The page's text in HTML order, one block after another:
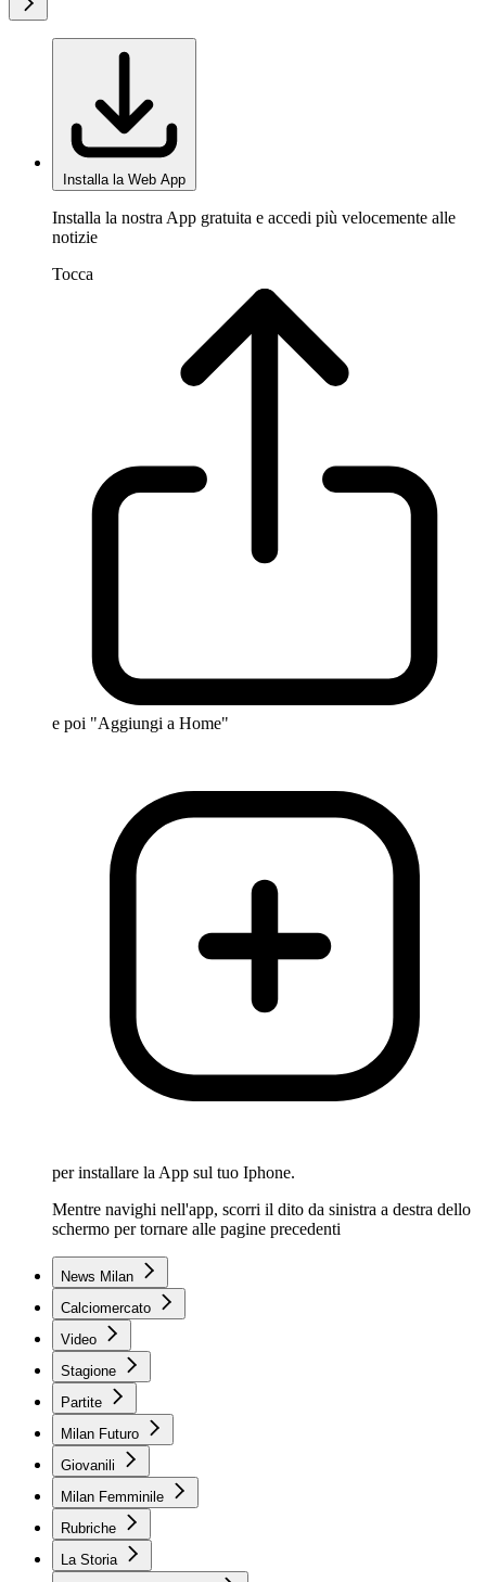
Installa la Web App
Installa la nostra App gratuita e accedi più velocemente alle
notizie
Tocca
e poi "Aggiungi a Home"
per installare la App sul tuo Iphone.
Mentre navighi nell'app, scorri il dito da sinistra a destra dello
schermo per tornare alle pagine precedenti
News Milan
Calciomercato
Video
Stagione
Partite
Milan Futuro
Giovanili
Milan Femminile
Rubriche
La Storia